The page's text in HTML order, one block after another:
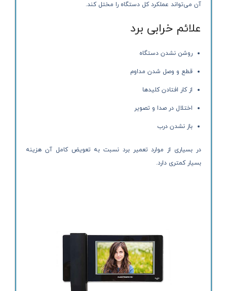
آن می‌تواند عملکرد کل دستگاه را مختل کند.
علائم خرابی برد
روشن نشدن دستگاه
قطع و وصل شدن مداوم
از کار افتادن کلیدها
اختلال در صدا و تصویر
باز نشدن درب
در بسیاری از موارد تعمیر برد نسبت به تعویض کامل آن هزینه
بسیار کمتری دارد.